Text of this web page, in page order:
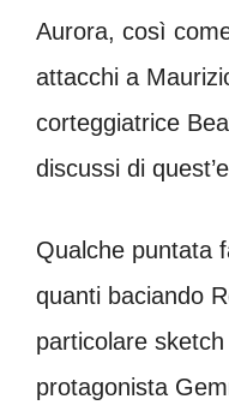
Aurora, così
attacchi a
corteggiatrice
discussi di
Qualche puntata
quanti baciando
particolare
protagonista